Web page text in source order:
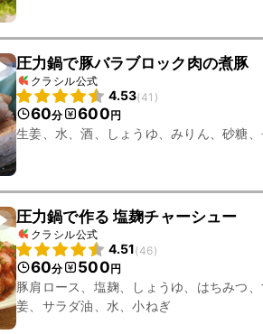
圧力鍋で豚バラブロック肉の煮豚
クラシル公式
4.53(41 )
60分 600円
生姜、水、酒、しょうゆ、みりん、砂糖
圧力鍋で作る 塩麹チャーシュー
クラシル公式
4.51(46)
60分 500円
豚肩ロース、塩麹、しょうゆ、はちみつ
姜、サラダ油、水、小ねぎ